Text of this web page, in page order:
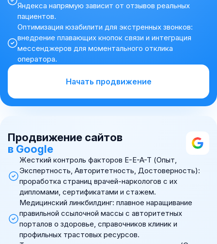
Яндекса напрямую зависит от отзывов реальных
пациентов.
Оптимизация юзабилити для экстренных звонков:
внедрение плавающих кнопок связи и интеграция
мессенджеров для моментального отклика
оператора.
Начать продвижение
Продвижение сайтов
в Google
Жесткий контроль факторов E-E-A-T (Опыт,
Экспертность, Авторитетность, Достоверность):
проработка страниц врачей-наркологов с их
дипломами, сертификатами и стажем.
Медицинский линкбилдинг: плавное наращивание
правильной ссылочной массы с авторитетных
порталов о здоровье, справочников клиник и
профильных трастовых ресурсов.